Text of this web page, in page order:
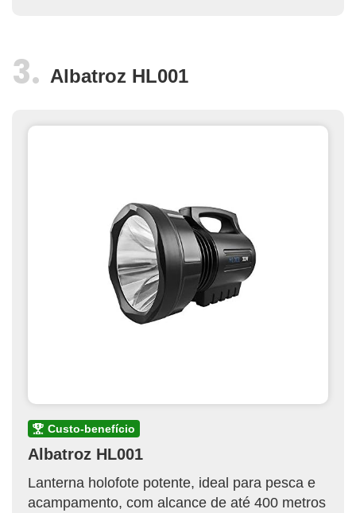
Albatroz HL001
custo-benefício
Albatroz HL001
Lanterna holofote potente, ideal para pesca e
acampamento, com alcance de até 400 metros